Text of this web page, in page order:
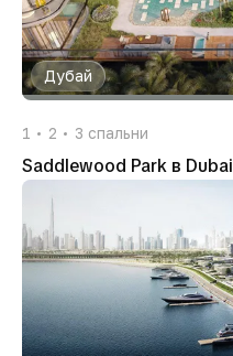
Дубай
1 2 3 спальни
Saddlewood Park в Dubai